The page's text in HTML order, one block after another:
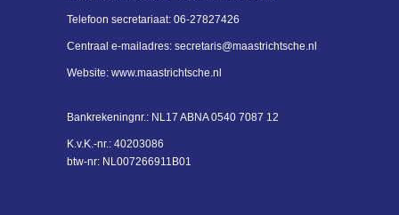
Telefoon secretariaat: 06-27827426
Centraal e-mailadres: siraterces@maastrichtsche.nl
Website: www.maastrichtsche.nl
Bankrekeningnr.: NL17 ABNA 0540 7087 12
K.v.K.-nr.: 40203086
btw-nr: NL007266911B01